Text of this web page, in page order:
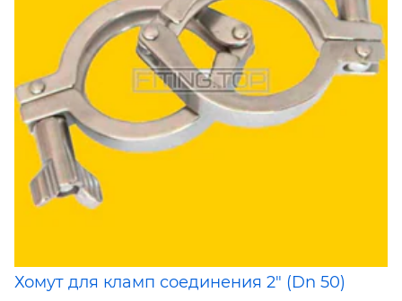
Хомут для кламп соединения 2" (Dn 50)